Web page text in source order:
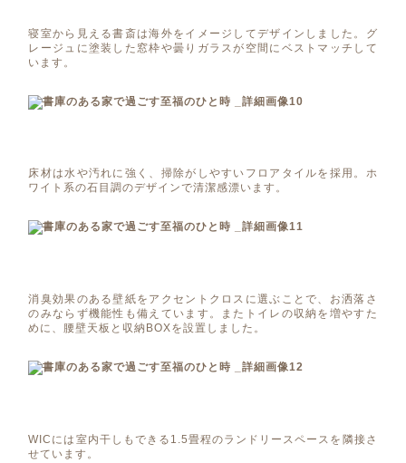
寝室から見える書斎は海外をイメージしてデザインしました。グ
レージュに塗装した窓枠や曇りガラスが空間にベストマッチして
います。
床材は水や汚れに強く、掃除がしやすいフロアタイルを採用。ホ
ワイト系の石目調のデザインで清潔感漂います。
消臭効果のある壁紙をアクセントクロスに選ぶことで、お洒落さ
のみならず機能性も備えています。またトイレの収納を増やすた
めに、腰壁天板と収納BOXを設置しました。
WICには室内干しもできる1.5畳程のランドリースペースを隣接さ
せています。